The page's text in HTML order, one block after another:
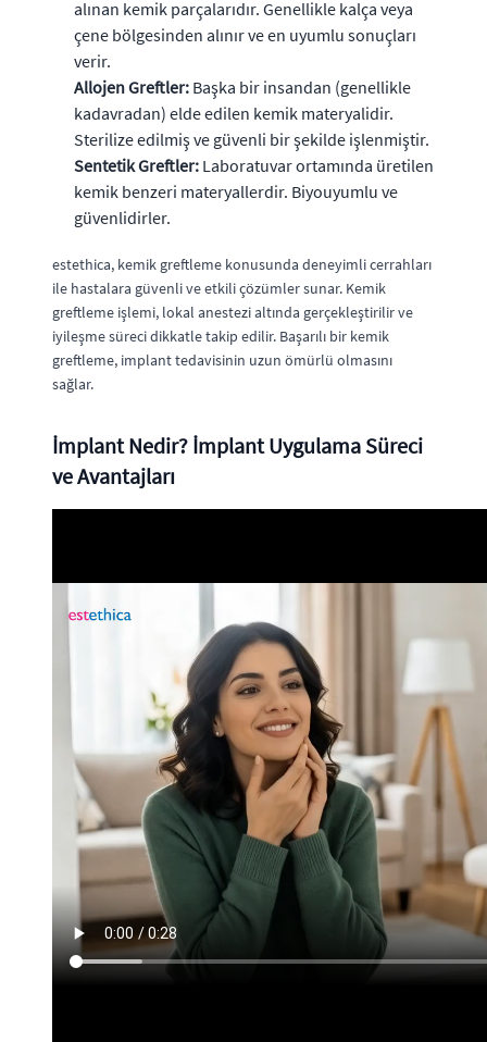
alınan kemik parçalarıdır. Genellikle kalça veya
çene bölgesinden alınır ve en uyumlu sonuçları
verir.
Allojen Greftler: Başka bir insandan (genellikle
kadavradan) elde edilen kemik materyalidir.
Sterilize edilmiş ve güvenli bir şekilde işlenmiştir.
Sentetik Greftler: Laboratuvar ortamında üretilen
kemik benzeri materyallerdir. Biyouyumlu ve
güvenlidirler.
estethica, kemik greftleme konusunda deneyimli cerrahları
ile hastalara güvenli ve etkili çözümler sunar. Kemik
greftleme işlemi, lokal anestezi altında gerçekleştirilir ve
iyileşme süreci dikkatle takip edilir. Başarılı bir kemik
greftleme, implant tedavisinin uzun ömürlü olmasını
sağlar.
İmplant Nedir? İmplant Uygulama Süreci
ve Avantajları